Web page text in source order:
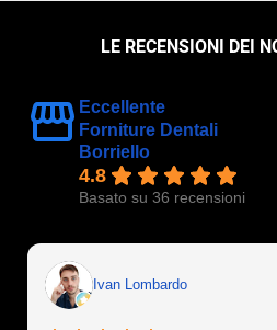
LE RECENSIONI DEI
Eccellente
Forniture Dentali
Borriello
4.8
Basato su 36 recensioni
Ivan Lombardo